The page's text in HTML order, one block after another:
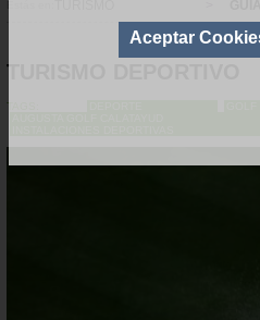
Aceptar
TURISMO DEPORTIVO
TAGS: